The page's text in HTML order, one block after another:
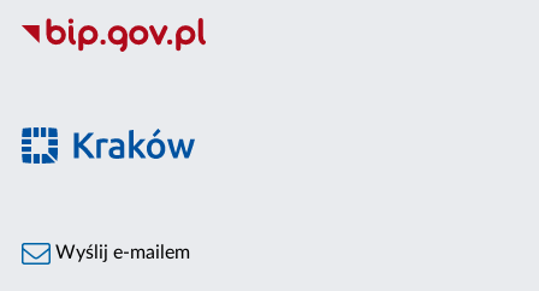
Wyślij e-mailem